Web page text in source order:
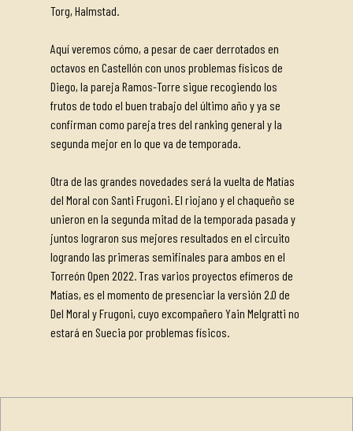
Torg, Halmstad.
Aquí veremos cómo, a pesar de caer derrotados en
octavos en Castellón con unos problemas físicos de
Diego, la pareja Ramos-Torre sigue recogiendo los
frutos de todo el buen trabajo del último año y ya se
confirman como pareja tres del ranking general y la
segunda mejor en lo que va de temporada.
Otra de las grandes novedades será la vuelta de Matías
del Moral con Santi Frugoni. El riojano y el chaqueño se
unieron en la segunda mitad de la temporada pasada y
juntos lograron sus mejores resultados en el circuito
logrando las primeras semifinales para ambos en el
Torreón Open 2022. Tras varios proyectos efímeros de
Matías, es el momento de presenciar la versión 2.0 de
Del Moral y Frugoni, cuyo excompañero Yain Melgratti no
estará en Suecia por problemas físicos.